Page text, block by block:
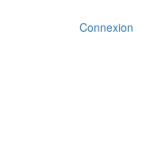
Connexion